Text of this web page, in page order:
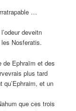
…
deveitn
Nosferatis.
de Ephraïm et des
plus tard
qu’Ephraim, et un
que ces trois